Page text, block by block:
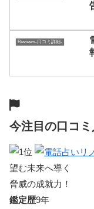
Reviews-口コミ詳細-
今注目の口コ
望む未来へ導く
脅威の成就力！
鑑定歴9年